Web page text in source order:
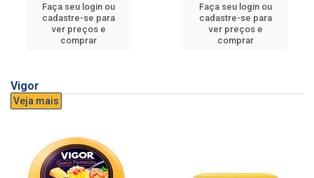
Faça seu login ou
cadastre-se para
ver preços e
comprar
Faça seu login ou
cadastre-se para
ver preços e
comprar
Vigor
Veja mais